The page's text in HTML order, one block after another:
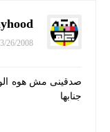
3/26/2008 06:02:00 ص
صدقينى مش هوه
جنابها